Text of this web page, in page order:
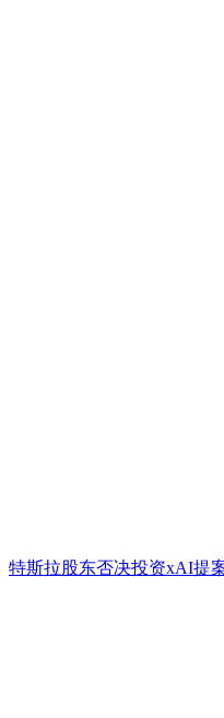
特斯拉股东否决投资xAI提